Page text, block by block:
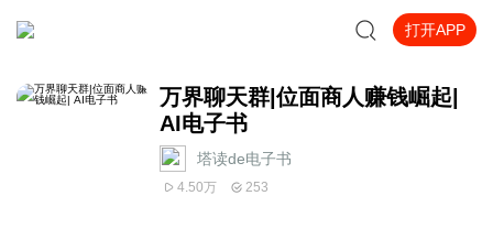
打开APP
万界聊天群|位面商人赚钱崛起|
AI电子书
塔读de电子书
4.50万 253